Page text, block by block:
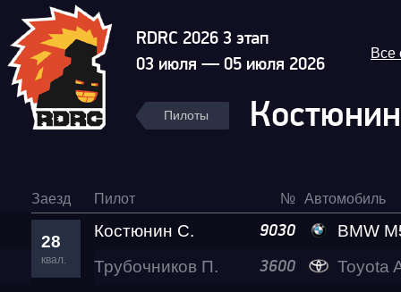
RDRC 2026 3 этап
03 июля — 05 июля 2026
Все
Пилоты
Заезд Пилот № Автомобиль
28
квал.
Костюнин С. 9030
BMW
Трубочников П.
3600 Toyota